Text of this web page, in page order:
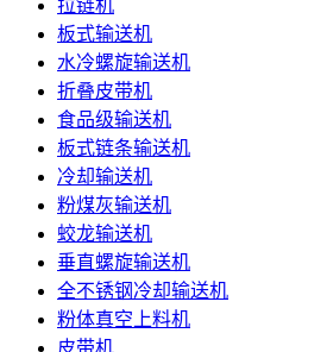
拉链机
板式输送机
水冷螺旋输送机
折叠皮带机
食品级输送机
板式链条输送机
冷却输送机
粉煤灰输送机
蛟龙输送机
垂直螺旋输送机
全不锈钢冷却输送机
粉体真空上料机
皮带机